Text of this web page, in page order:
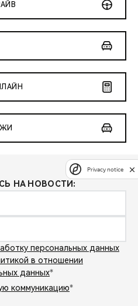
НА НОВОСТИ:
персональных данных
в отношении
данных*
коммуникацию*
Privacy notice